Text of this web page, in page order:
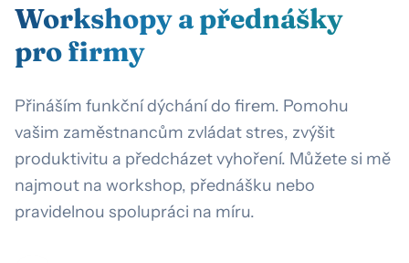
Workshopy a přednášky
pro firmy
Přináším funkční dýchání do firem. Pomohu
vašim zaměstnancům zvládat stres, zvýšit
produktivitu a předcházet vyhoření. Můžete si mě
najmout na workshop, přednášku nebo
pravidelnou spolupráci na míru.